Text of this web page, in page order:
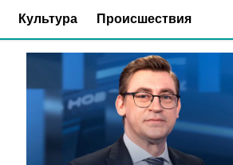
Культура Происшествия